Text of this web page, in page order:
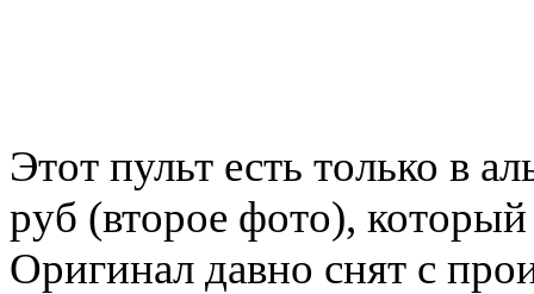
Этот пульт есть только в
руб (второе фото),
Оригинал давно снят с